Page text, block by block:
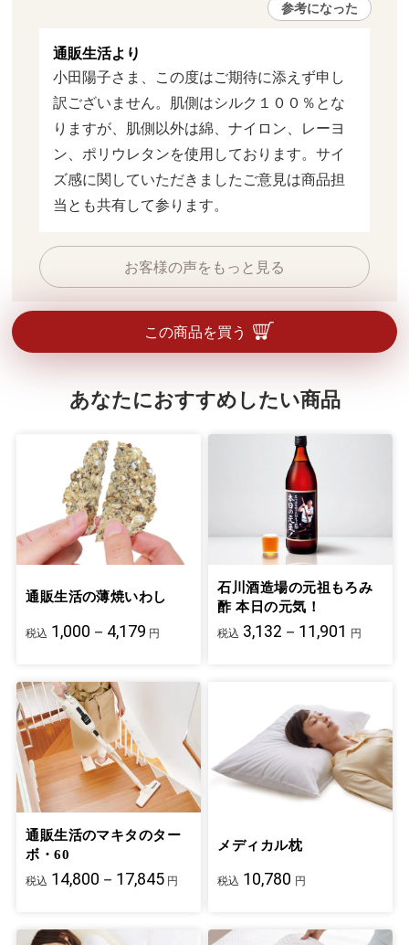
参考になった
通販生活より
小田陽子さま、この度はご期待に添えず申し
訳ございません。肌側はシルク１００％とな
りますが、肌側以外は綿、ナイロン、レーヨ
ン、ポリウレタンを使用しております。サイ
ズ感に関していただきましたご意見は商品担
当とも共有して参ります。
お客様の声をもっと見る
この商品を買う
あなたにおすすめしたい商品
通販生活の薄焼いわし
税込 1,000－4,179 円
石川酒造場の元祖もろみ
酢 本日の元気！
税込 3,132－11,901 円
通販生活のマキタのター
ボ・60
税込 14,800－17,845 円
メディカル枕
税込 10,780 円